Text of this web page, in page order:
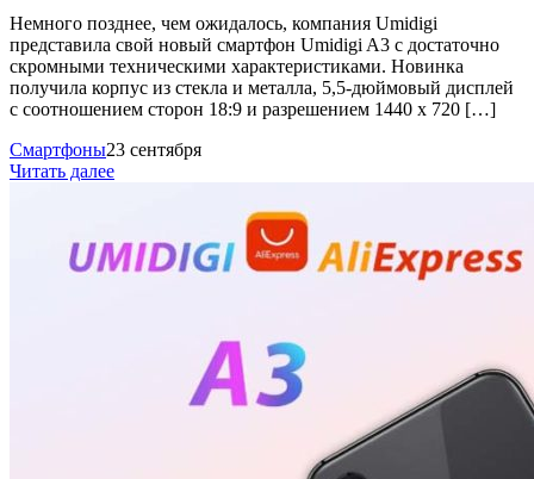
Немного позднее, чем ожидалось, компания Umidigi
представила свой новый смартфон Umidigi A3 с достаточно
скромными техническими характеристиками. Новинка
получила корпус из стекла и металла, 5,5-дюймовый дисплей
с соотношением сторон 18:9 и разрешением 1440 х 720 […]
Смартфоны23 сентября
Читать далее